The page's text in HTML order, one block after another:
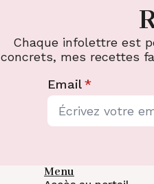
Chaque infolettre est
concrets, mes recettes
Email*
Menu